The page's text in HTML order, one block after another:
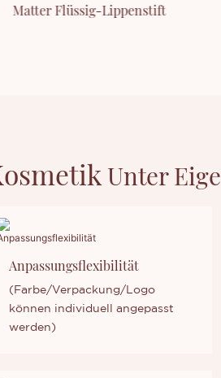
Matter Flüssig-Lippenstift
Unter
Anpassungsflexibilität
(Farbe/Verpackung/Logo
können individuell angepasst
werden)